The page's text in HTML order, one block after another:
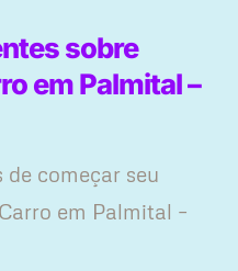
sobre
em Palmital –
de começar seu
em Palmital –